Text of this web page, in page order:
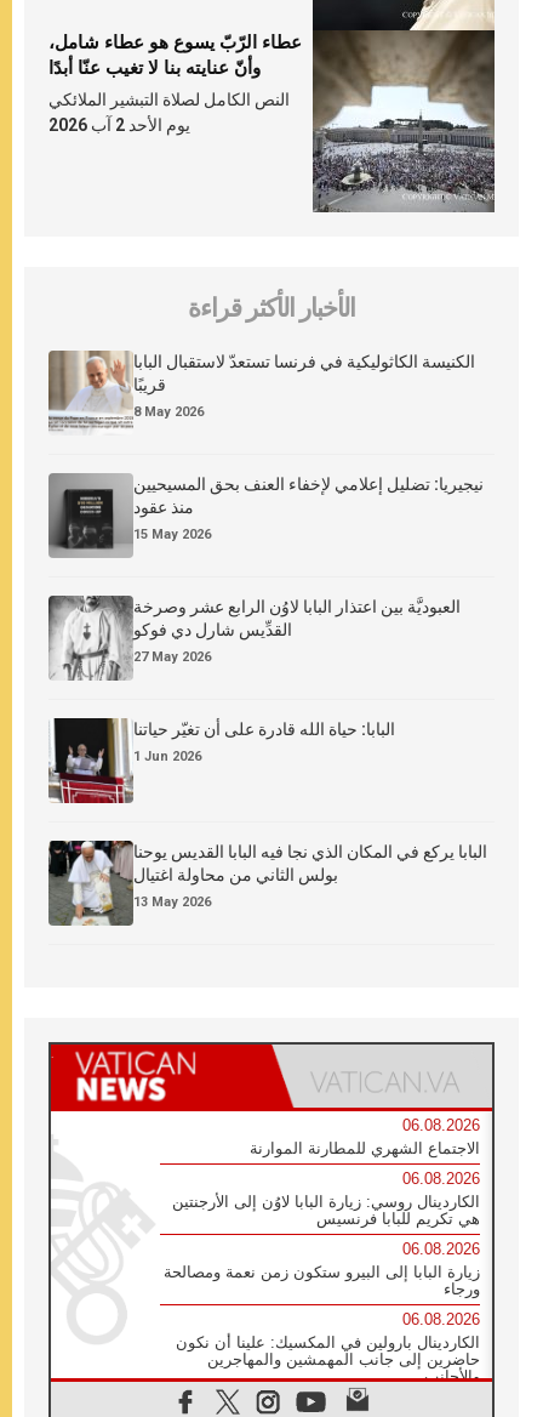
عطاء الرّبّ يسوع هو عطاء شامل،
وأنّ عنايته بنا لا تغيب عنّا أبدًا
النص الكامل لصلاة التبشير الملائكي
يوم الأحد 2 آب 2026
الأخبار الأكثر قراءة
الكنيسة الكاثوليكية في فرنسا تستعدّ لاستقبال البابا
قريبًا
8 May 2026
نيجيريا: تضليل إعلامي لإخفاء العنف بحق المسيحيين
منذ عقود
15 May 2026
العبوديَّة بين اعتذار البابا لاوُن الرابع عشر وصرخة
القدِّيس شارل دي فوكو
27 May 2026
البابا: حياة الله قادرة على أن تغيّر حياتنا
1 Jun 2026
البابا يركع في المكان الذي نجا فيه البابا القديس يوحنا
بولس الثاني من محاولة اغتيال
13 May 2026
06.08.2026
الاجتماع الشهري للمطارنة الموارنة
06.08.2026
الكاردينال روسي: زيارة البابا لاوُن إلى الأرجنتين
هي تكريم للبابا فرنسيس
06.08.2026
زيارة البابا إلى البيرو ستكون زمن نعمة ومصالحة
ورجاء
06.08.2026
الكاردينال بارولين في المكسيك: علينا أن نكون
حاضرين إلى جانب المهمشين والمهاجرين
والأجانب